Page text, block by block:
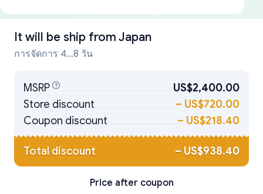
It will be ship from Japan
การจัดการ 4...8 วัน
MSRP
US$2,400.00
Store discount
– US$720.00
Coupon discount
– US$218.40
Total discount – US$938.40
Price after coupon